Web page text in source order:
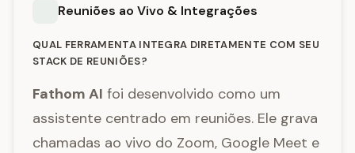
Reuniões ao Vivo & Integrações
QUAL FERRAMENTA INTEGRA DIRETAMENTE COM SEU
STACK DE REUNIÕES?
Fathom AI foi desenvolvido como um
assistente centrado em reuniões. Ele grava
chamadas ao vivo do Zoom, Google Meet e